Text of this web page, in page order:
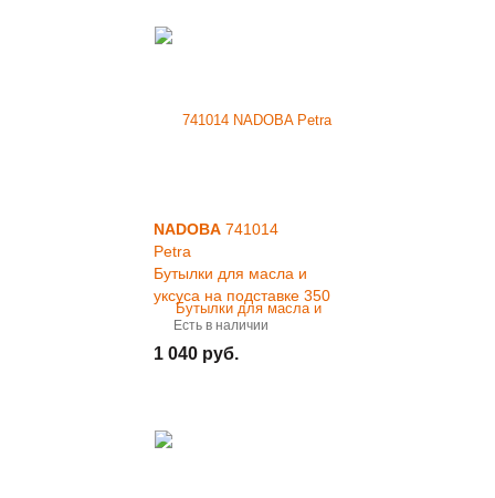
NADOBA 741014
Petra
Бутылки для масла и
уксуса на подставке 350
мл / 3 пр.
Есть в наличии
1 040 руб.